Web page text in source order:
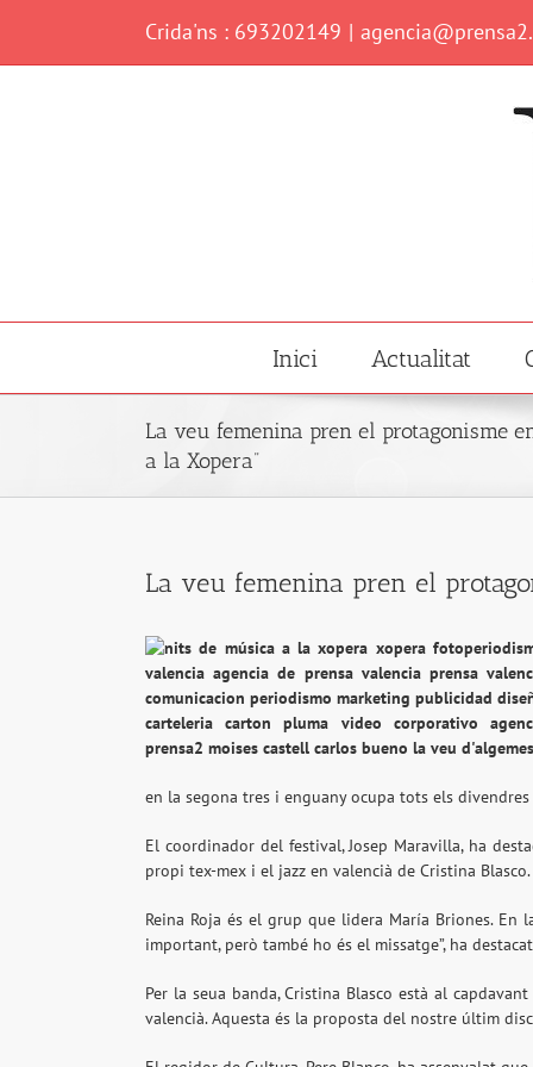
content
Crida'ns : 693202149 |
Inici Actualitat
La veu femenina pren el protagonisme
a la Xopera”
La veu femenina pren el
en la segona tres i enguany ocupa tots els
El coordinador del festival, Josep Maravilla, ha
propi tex-mex i el jazz en valencià de Cristina
Reina Roja és el grup que lidera María Briones. En
important, però també ho és el missatge”, ha
Per la seua banda, Cristina Blasco està al
valencià. Aquesta és la proposta del nostre últim